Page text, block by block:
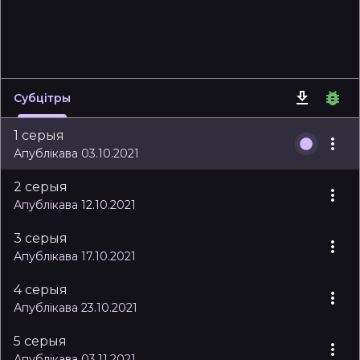
Субцітры
1 серыя
Апублікава 03.10.2021
2 серыя
Апублікава 12.10.2021
3 серыя
Апублікава 17.10.2021
4 серыя
Апублікава 23.10.2021
5 серыя